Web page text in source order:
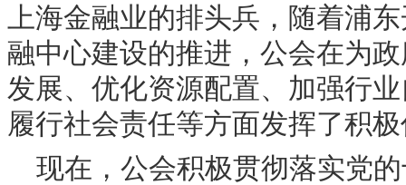
上海金融业的排头兵，随着浦
融中心建设的推进，公会在为
发展、优化资源配置、加强行
履行社会责任等方面发挥了积
现在，公会积极贯彻落实党